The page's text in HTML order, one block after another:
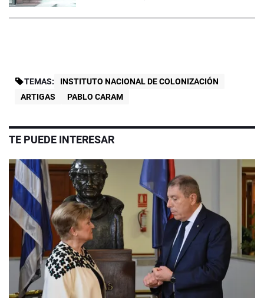
TEMAS:
INSTITUTO NACIONAL DE COLONIZACIÓN
ARTIGAS
PABLO CARAM
TE PUEDE INTERESAR